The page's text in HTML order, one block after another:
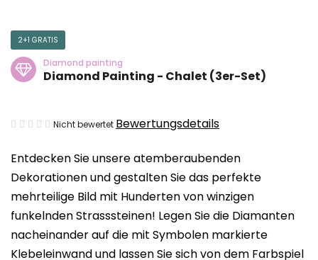
Entdecken Sie unsere atemberaubenden
Dekorationen und gestalten Sie das perfekte
mehrteilige Bild mit Hunderten von winzigen
funkelnden Strasssteinen! Legen Sie die Diamanten
nacheinander auf die mit Symbolen markierte
Klebeleinwand und lassen Sie sich von dem Farbspiel
2+1 GRATIS
Diamond painting
Diamond Painting - Chalet (3er-Set)
Die
Produktbewertung
ist
0,0
von
5
Nicht bewertet Bewertungsdetails